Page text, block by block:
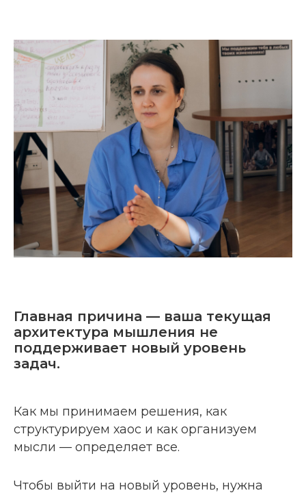
Главная причина — ваша текущая
архитектура мышления не
поддерживает новый уровень
задач.
Как мы принимаем решения, как
структурируем хаос и как организуем
мысли — определяет все.
Чтобы выйти на новый уровень, нужна